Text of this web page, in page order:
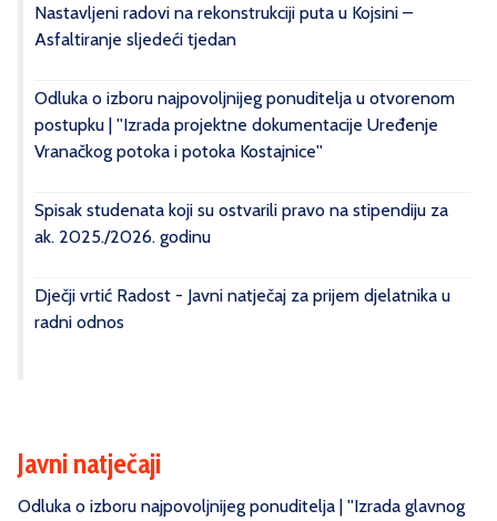
Nastavljeni radovi na rekonstrukciji puta u Kojsini –
Asfaltiranje sljedeći tjedan
Odluka o izboru najpovoljnijeg ponuditelja u otvorenom
postupku | ''Izrada projektne dokumentacije Uređenje
Vranačkog potoka i potoka Kostajnice''
Spisak studenata koji su ostvarili pravo na stipendiju za
ak. 2025./2026. godinu
Dječji vrtić Radost - Javni natječaj za prijem djelatnika u
radni odnos
Javni natječaji
Odluka o izboru najpovoljnijeg ponuditelja | ''Izrada glavnog